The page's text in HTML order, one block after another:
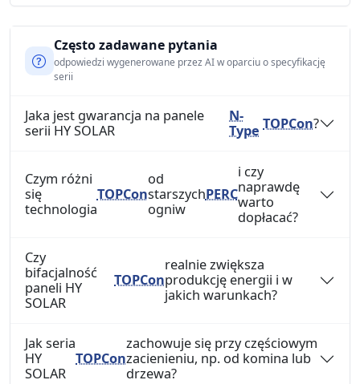
Często zadawane pytania
odpowiedzi wygenerowane przez AI w oparciu o specyfikację
serii
Jaka jest gwarancja na panele
serii HY SOLAR
N-
Type TOPCon?
Czym różni
się
technologia
TOPCon
od
starszych
ogniw
PERC
i czy
naprawdę
warto
dopłacać?
Czy
bifacjalność
paneli HY
SOLAR
TOPCon
realnie zwiększa
produkcję energii i w
jakich warunkach?
Jak seria
HY
SOLAR
TOPCon
zachowuje się przy częściowym
zacienieniu, np. od komina lub
drzewa?